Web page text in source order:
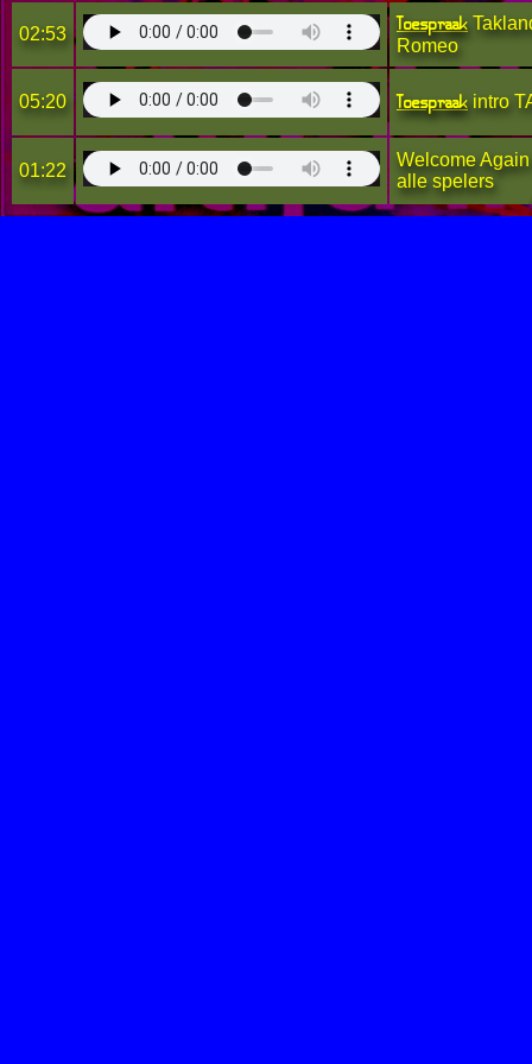
02:53 Toespraak
Romeo
05:20 Toespraak intro
01:22
Welcome
alle spelers